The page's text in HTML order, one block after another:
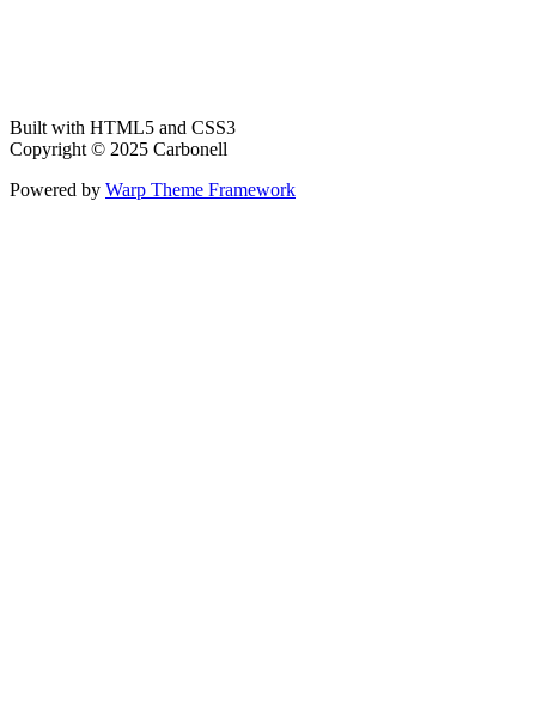
Built with HTML5 and CSS3
Copyright © 2025 Carbonell
Powered by Warp Theme Framework